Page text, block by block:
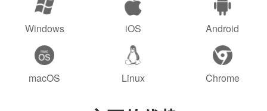
Windows iOS Android
macOS Linux Chrome